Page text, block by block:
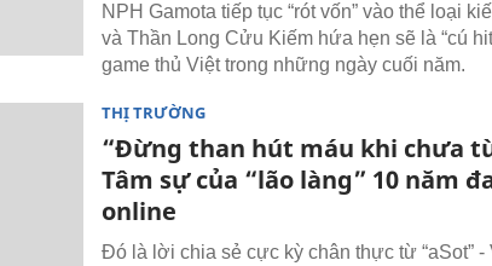
NPH Gamota tiếp tục “rót vốn” vào thể loại
và Thần Long Cửu Kiếm hứa hẹn sẽ là “cú
game thủ Việt trong những ngày cuối năm.
THỊ TRƯỜNG
“Đừng than hút máu khi chưa
Tâm sự của “lão làng” 10 năm
online
Đó là lời chia sẻ cực kỳ chân thực từ “aSot” -